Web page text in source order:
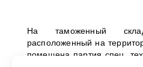
На таможенный
расположенный на
помещена партия спец.